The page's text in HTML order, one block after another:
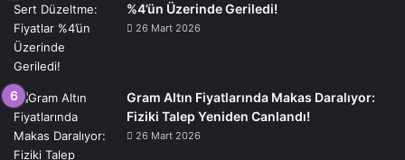
%4’ün Üzerinde Geriledi!
26 Mart 2026
Gram Altın Fiyatlarında Makas Daralıyor:
Fiziki Talep Yeniden Canlandı!
26 Mart 2026